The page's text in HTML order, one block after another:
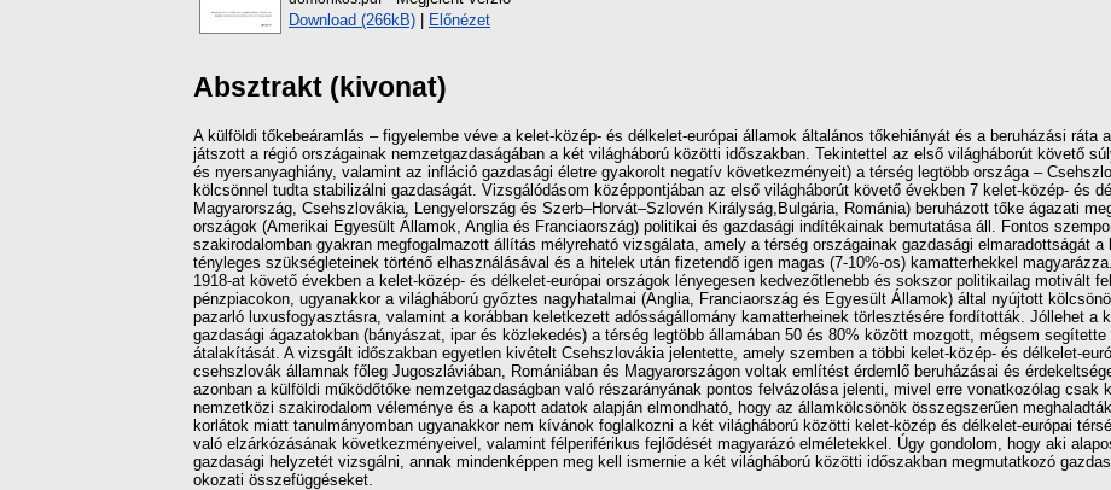
Download (266kB) | Előnézet
Absztrakt (kivonat)
A külföldi tőkebeáramlás – figyelembe véve a kelet-közép- és délkelet-európai államok általános tőkehiányát és a beruházási
játszott a régió országainak nemzetgazdaságában a két világháború közötti időszakban. Tekintettel az első világháborút követő
és nyersanyaghiány, valamint az infláció gazdasági életre gyakorolt negatív következményeit) a térség legtöbb országa –
kölcsönnel tudta stabilizálni gazdaságát. Vizsgálódásom középpontjában az első világháborút követő években 7 kelet-közép- és
Magyarország, Csehszlovákia, Lengyelország és Szerb–Horvát–Szlovén Királyság,Bulgária, Románia) beruházott tőke ágazati
országok (Amerikai Egyesült Államok, Anglia és Franciaország) politikai és gazdasági indítékainak bemutatása áll. Fontos
szakirodalomban gyakran megfogalmazott állítás mélyreható vizsgálata, amely a térség országainak gazdasági elmaradottságát
tényleges szükségleteinek történő elhasználásával és a hitelek után fizetendő igen magas (7-10%-os) kamatterhekkel
1918-at követő években a kelet-közép- és délkelet-európai országok lényegesen kedvezőtlenebb és sokszor politikailag motivált
pénzpiacokon, ugyanakkor a világháború győztes nagyhatalmai (Anglia, Franciaország és Egyesült Államok) által nyújtott
pazarló luxusfogyasztásra, valamint a korábban keletkezett adósságállomány kamatterheinek törlesztésére fordították. Jóllehet a
gazdasági ágazatokban (bányászat, ipar és közlekedés) a térség legtöbb államában 50 és 80% között mozgott, mégsem
átalakítását. A vizsgált időszakban egyetlen kivételt Csehszlovákia jelentette, amely szemben a többi kelet-közép- és délkelet-
csehszlovák államnak főleg Jugoszláviában, Romániában és Magyarországon voltak említést érdemlő beruházásai és
azonban a külföldi működőtőke nemzetgazdaságban való részarányának pontos felvázolása jelenti, mivel erre vonatkozólag csak
nemzetközi szakirodalom véleménye és a kapott adatok alapján elmondható, hogy az államkölcsönök összegszerűen
korlátok miatt tanulmányomban ugyanakkor nem kívánok foglalkozni a két világháború közötti kelet-közép és délkelet-európai
való elzárkózásának következményeivel, valamint félperiférikus fejlődését magyarázó elméletekkel. Úgy gondolom, hogy aki
gazdasági helyzetét vizsgálni, annak mindenképpen meg kell ismernie a két világháború közötti időszakban megmutatkozó
okozati összefüggéseket.